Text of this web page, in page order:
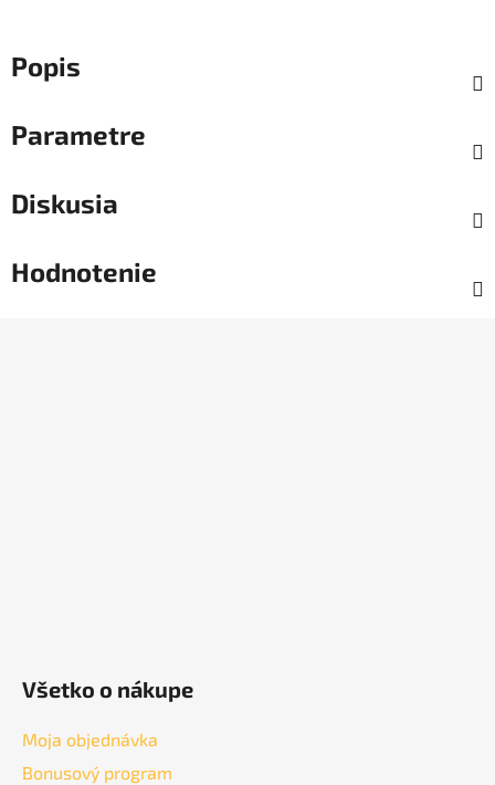
Popis
Parametre
Diskusia
Hodnotenie
Všetko o nákupe
Moja objednávka
Bonusový program